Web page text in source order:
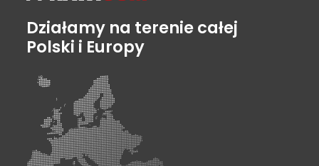
Działamy na terenie całej
Polski i Europy